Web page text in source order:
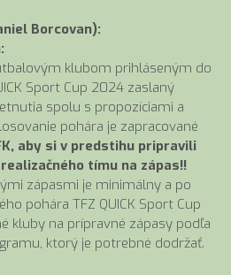
Borcovan):
klubom prihláseným do
Sport Cup 2024 zaslaný
spolu s propozíciami a
pohára je zapracované
aby si v predstihu pripravili
tímu na zápas!!
zápasmi je minimálny a po
pohára TFZ QUICK Sport Cup
kluby na prípravné zápasy podľa
ktorý je potrebné dodržať.